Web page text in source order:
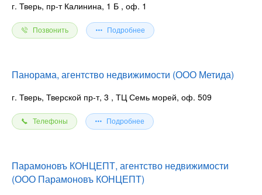
г. Тверь, пр-т Калинина, 1 Б , оф. 1
Позвонить Подробнее
Панорама, агентство недвижимости (ООО Метида)
г. Тверь, Тверской пр-т, 3 , ТЦ Семь морей, оф. 509
Телефоны Подробнее
Парамоновъ КОНЦЕПТ, агентство недвижимости
(ООО Парамоновъ КОНЦЕПТ)